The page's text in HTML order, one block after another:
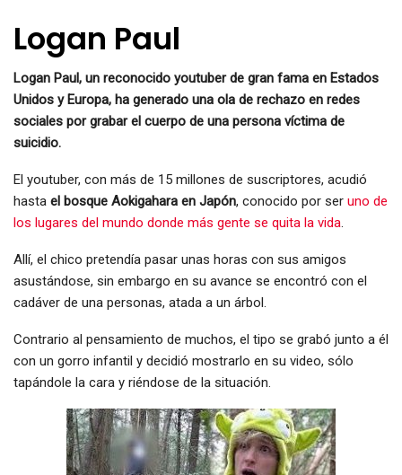
Logan Paul
Logan Paul, un reconocido youtuber de gran fama en Estados
Unidos y Europa, ha generado una ola de rechazo en redes
sociales por grabar el cuerpo de una persona víctima de
suicidio.
El youtuber, con más de 15 millones de suscriptores, acudió
hasta el bosque Aokigahara en Japón, conocido por ser uno de
los lugares del mundo donde más gente se quita la vida.
Allí, el chico pretendía pasar unas horas con sus amigos
asustándose, sin embargo en su avance se encontró con el
cadáver de una personas, atada a un árbol.
Contrario al pensamiento de muchos, el tipo se grabó junto a él
con un gorro infantil y decidió mostrarlo en su video, sólo
tapándole la cara y riéndose de la situación.